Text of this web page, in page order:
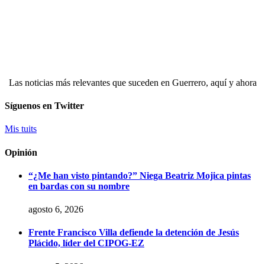
Las noticias más relevantes que suceden en Guerrero, aquí y ahora
Síguenos en Twitter
Mis tuits
Opinión
“¿Me han visto pintando?” Niega Beatriz Mojica pintas
en bardas con su nombre
agosto 6, 2026
Frente Francisco Villa defiende la detención de Jesús
Plácido, líder del CIPOG-EZ